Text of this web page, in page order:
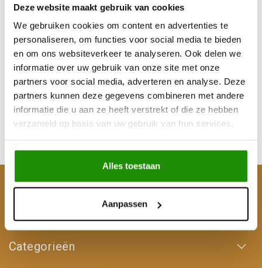
Deze website maakt gebruik van cookies
We gebruiken cookies om content en advertenties te
personaliseren, om functies voor social media te bieden
en om ons websiteverkeer te analyseren. Ook delen we
informatie over uw gebruik van onze site met onze
partners voor social media, adverteren en analyse. Deze
partners kunnen deze gegevens combineren met andere
informatie die u aan ze heeft verstrekt of die ze hebben
verzameld op basis van uw gebruik van hun services.
Alles toestaan
Aanpassen
SNORKEL LAND ROVER
DEFENDER (2019 - )
€321,49
Excl. btw
Klantenservice
Mijn account
Categorieën